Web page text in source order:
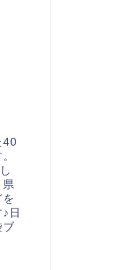
40
日